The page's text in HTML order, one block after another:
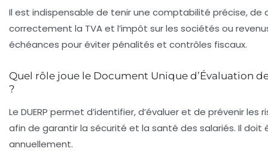
Il est indispensable de tenir une comptabilité précise, de
correctement la TVA et l’impôt sur les sociétés ou
échéances pour éviter pénalités et contrôles fiscaux.
Quel rôle joue le Document Unique d’Évaluation
?
Le DUERP permet d’identifier, d’évaluer et de prévenir les
afin de garantir la sécurité et la santé des salariés. Il doit
annuellement.